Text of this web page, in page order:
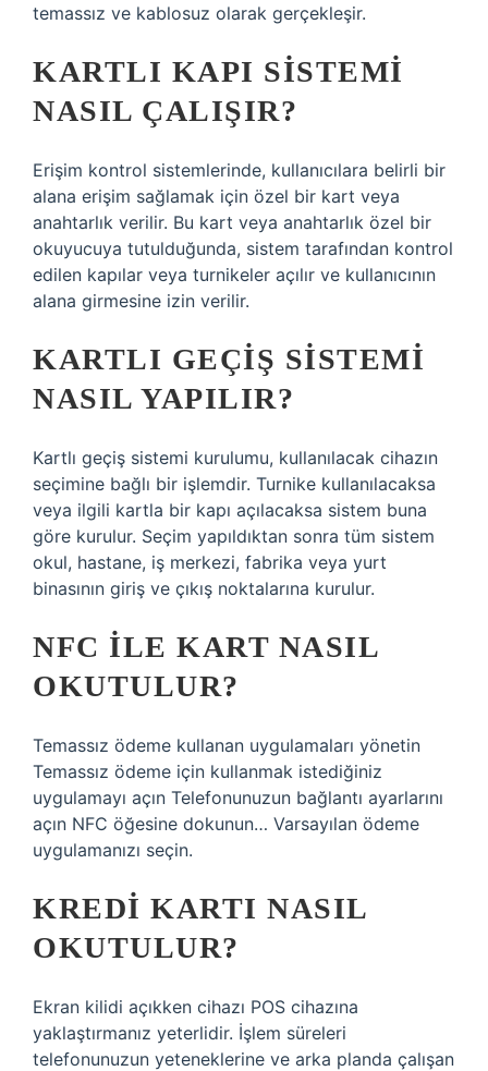
temassız ve kablosuz olarak gerçekleşir.
KARTLI KAPI SISTEMI
NASIL ÇALIŞIR?
Erişim kontrol sistemlerinde, kullanıcılara belirli bir
alana erişim sağlamak için özel bir kart veya
anahtarlık verilir. Bu kart veya anahtarlık özel bir
okuyucuya tutulduğunda, sistem tarafından kontrol
edilen kapılar veya turnikeler açılır ve kullanıcının
alana girmesine izin verilir.
KARTLI GEÇIŞ SISTEMI
NASIL YAPILIR?
Kartlı geçiş sistemi kurulumu, kullanılacak cihazın
seçimine bağlı bir işlemdir. Turnike kullanılacaksa
veya ilgili kartla bir kapı açılacaksa sistem buna
göre kurulur. Seçim yapıldıktan sonra tüm sistem
okul, hastane, iş merkezi, fabrika veya yurt
binasının giriş ve çıkış noktalarına kurulur.
NFC ILE KART NASIL
OKUTULUR?
Temassız ödeme kullanan uygulamaları yönetin
Temassız ödeme için kullanmak istediğiniz
uygulamayı açın Telefonunuzun bağlantı ayarlarını
açın NFC öğesine dokunun… Varsayılan ödeme
uygulamanızı seçin.
KREDI KARTI NASIL
OKUTULUR?
Ekran kilidi açıkken cihazı POS cihazına
yaklaştırmanız yeterlidir. İşlem süreleri
telefonunuzun yeteneklerine ve arka planda çalışan